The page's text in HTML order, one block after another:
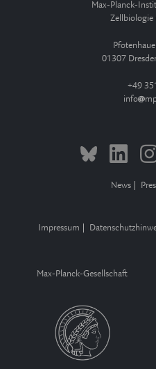
Max-Planck-
Zellbiologie
01307
+49
info
News
Impressum
Max-Planck-Gesellschaft